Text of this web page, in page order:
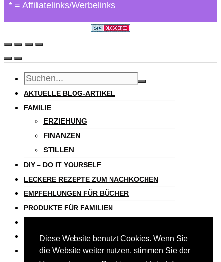
Diese Website benutzt Cookies. Wenn Sie
die Website weiter nutzen, stimmen Sie der
* = Affiliatelinks/Werbelinks
AKTUELLE BLOG-ARTIKEL
FAMILIE
ERZIEHUNG
FINANZEN
STILLEN
DIY – DO IT YOURSELF
LECKERE REZEPTE ZUM NACHKOCHEN
EMPFEHLUNGEN FÜR BÜCHER
PRODUKTE FÜR FAMILIEN
MEDIA KIT
IMPRESSUM